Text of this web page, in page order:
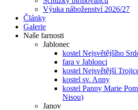
Výuka náboženství 2026/27
Články
Galerie
Naše farnosti
Jablonec
kostel Nejsvětějšího
fara v Jablonci
kostel Nejsvětější
kostel sv. Anny
kostel Panny Marie
Nisou)
Janov